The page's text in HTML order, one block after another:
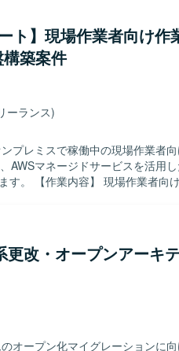
を行っていただきます。ご志向
】 Webアプリケーション
件定義から設計まで主体的に推進
ョンを取りながら課題を整理し、
ションの魅力】 大規模な金融
ェクトに上流工程から関わること
ただけます。オンプレミスから
モダナイズ案件の経験を積んで
前提としたシステム構成となり、
向や評価によりJavaを用いたア
ございます。
ト】現場作業者向け作
築案件
ーランス)
プレミスで稼働中の現場作業者
AWSマネージドサービスを活用
ステムの
非機能要件を整理し、それらを根
、監視やバックアップなどの基盤
、VPCエンドポイントなどのネッ
PostgreSQLやRDS Proxy
ます。また、WAFやGuardDuty、
ティ設計、TerraformやAWS
コンテナビルドからデプロイま
フィスネットワークとクラウド
更改・オープンアーキ
オープン化マイグレーションに